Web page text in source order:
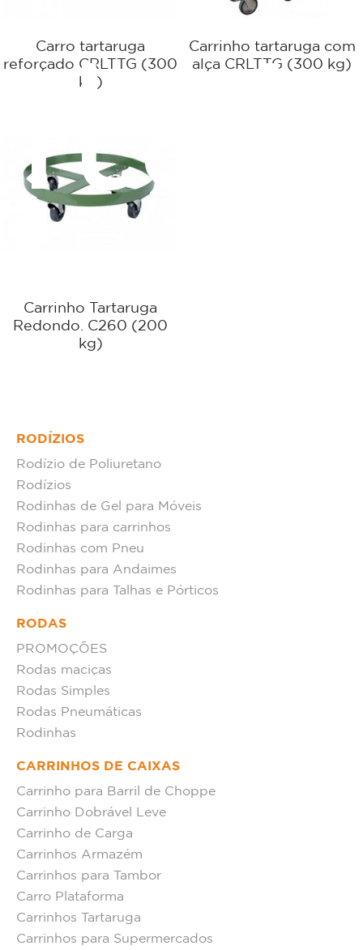
Carro tartaruga
reforçado CRLTTG (300
kg)
Carrinho tartaruga com
alça CRLTTG (300 kg)
Carrinho Tartaruga
Redondo. C260 (200
kg)
RODÍZIOS
Rodízio de Poliuretano
Rodízios
Rodinhas de Gel para Móveis
Rodinhas para carrinhos
Rodinhas com Pneu
Rodinhas para Andaimes
Rodinhas para Talhas e Pórticos
RODAS
PROMOÇÕES
Rodas maciças
Rodas Simples
Rodas Pneumáticas
Rodinhas
CARRINHOS DE CAIXAS
Carrinho para Barril de Choppe
Carrinho Dobrável Leve
Carrinho de Carga
Carrinhos Armazém
Carrinhos para Tambor
Carro Plataforma
Carrinhos Tartaruga
Carrinhos para Supermercados